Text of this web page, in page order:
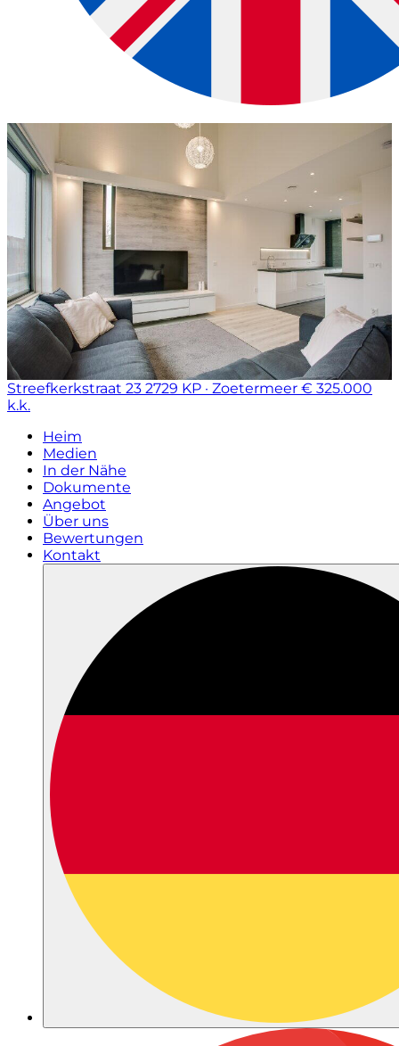
Streefkerkstraat 23 2729 KP · Zoetermeer € 325.000
k.k.
Heim
Medien
In der Nähe
Dokumente
Angebot
Über uns
Bewertungen
Kontakt